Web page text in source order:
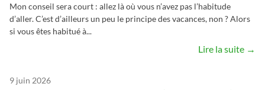
Mon conseil sera court : allez là où vous n’avez pas l’habitude
d’aller. C’est d’ailleurs un peu le principe des vacances, non ? Alors
si vous êtes habitué à...
Lire la suite →
9 juin 2026